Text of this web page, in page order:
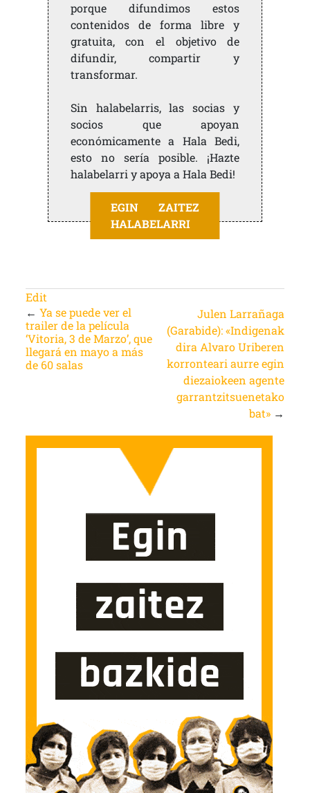
porque difundimos estos
contenidos de forma libre y
gratuita, con el objetivo de
difundir, compartir y
transformar.
Sin halabelarris, las socias y
socios que apoyan
económicamente a Hala Bedi,
esto no sería posible. ¡Hazte
halabelarri y apoya a Hala Bedi!
EGIN ZAITEZ
HALABELARRI
Edit
← Ya se puede ver el
trailer de la película
‘Vitoria, 3 de Marzo’, que
llegará en mayo a más
de 60 salas
Julen Larrañaga
(Garabide): «Indigenak
dira Alvaro Uriberen
korronteari aurre egin
diezaiokeen agente
garrantzitsuenetako
bat» →